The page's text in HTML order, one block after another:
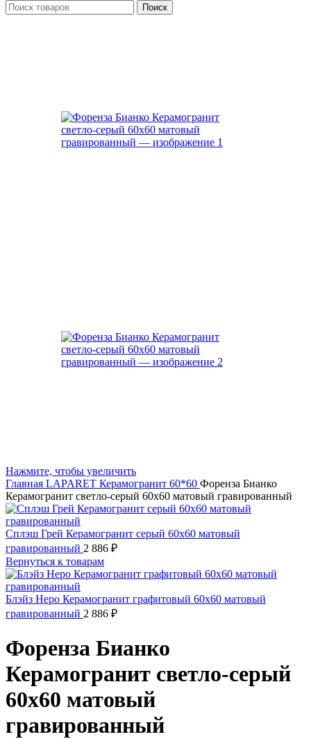
Поиск
Нажмите, чтобы увеличить
Главная LAPARET Керамогранит 60*60 Форенза Бианко
Керамогранит светло-серый 60х60 матовый гравированный
Сплэш Грей Керамогранит серый 60х60 матовый
гравированный 2 886 ₽
Вернуться к товарам
Блэйз Неро Керамогранит графитовый 60х60 матовый
гравированный 2 886 ₽
Форенза Бианко
Керамогранит светло-серый
60х60 матовый
гравированный